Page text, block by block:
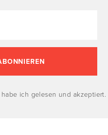
habe ich gelesen und akzeptiert.